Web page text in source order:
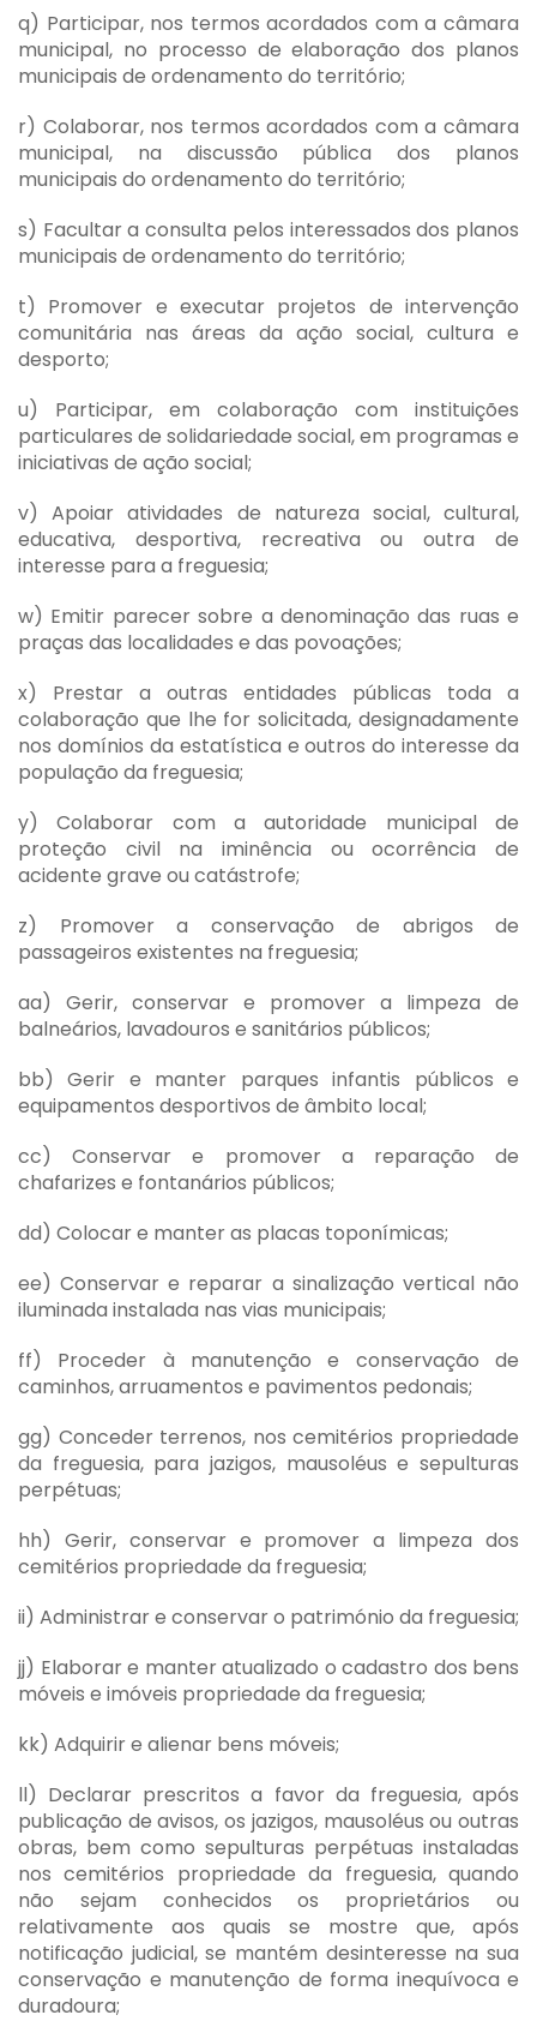
q) Participar, nos termos acordados com a câmara
municipal, no processo de elaboração dos planos
municipais de ordenamento do território;
r) Colaborar, nos termos acordados com a câmara
municipal, na discussão pública dos planos
municipais do ordenamento do território;
s) Facultar a consulta pelos interessados dos planos
municipais de ordenamento do território;
t) Promover e executar projetos de intervenção
comunitária nas áreas da ação social, cultura e
desporto;
u) Participar, em colaboração com instituições
particulares de solidariedade social, em programas e
iniciativas de ação social;
v) Apoiar atividades de natureza social, cultural,
educativa, desportiva, recreativa ou outra de
interesse para a freguesia;
w) Emitir parecer sobre a denominação das ruas e
praças das localidades e das povoações;
x) Prestar a outras entidades públicas toda a
colaboração que lhe for solicitada, designadamente
nos domínios da estatística e outros do interesse da
população da freguesia;
y) Colaborar com a autoridade municipal de
proteção civil na iminência ou ocorrência de
acidente grave ou catástrofe;
z) Promover a conservação de abrigos de
passageiros existentes na freguesia;
aa) Gerir, conservar e promover a limpeza de
balneários, lavadouros e sanitários públicos;
bb) Gerir e manter parques infantis públicos e
equipamentos desportivos de âmbito local;
cc) Conservar e promover a reparação de
chafarizes e fontanários públicos;
dd) Colocar e manter as placas toponímicas;
ee) Conservar e reparar a sinalização vertical não
iluminada instalada nas vias municipais;
ff) Proceder à manutenção e conservação de
caminhos, arruamentos e pavimentos pedonais;
gg) Conceder terrenos, nos cemitérios propriedade
da freguesia, para jazigos, mausoléus e sepulturas
perpétuas;
hh) Gerir, conservar e promover a limpeza dos
cemitérios propriedade da freguesia;
ii) Administrar e conservar o património da freguesia;
jj) Elaborar e manter atualizado o cadastro dos bens
móveis e imóveis propriedade da freguesia;
kk) Adquirir e alienar bens móveis;
ll) Declarar prescritos a favor da freguesia, após
publicação de avisos, os jazigos, mausoléus ou outras
obras, bem como sepulturas perpétuas instaladas
nos cemitérios propriedade da freguesia, quando
não sejam conhecidos os proprietários ou
relativamente aos quais se mostre que, após
notificação judicial, se mantém desinteresse na sua
conservação e manutenção de forma inequívoca e
duradoura;